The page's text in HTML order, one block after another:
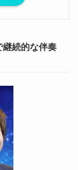
継続的な伴奏